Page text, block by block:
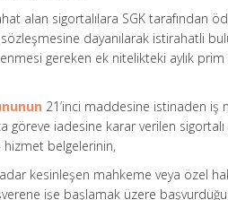
alan sigortalılara SGK tarafından
dayanılarak istirahatli
gereken ek nitelikteki aylık
21’inci maddesine istinaden iş
göreve iadesine karar verilen
hizmet belgelerinin,
kesinleşen mahkeme veya özel
işe başlamak üzere